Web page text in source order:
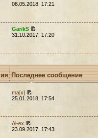
08.05.2018, 17:21
GarikS
31.10.2017, 17:20
Последнее сообщение
ma[x]
25.01.2018, 17:54
Al-ex
23.09.2017, 17:43